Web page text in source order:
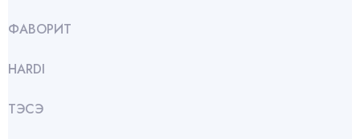
ФАВОРИТ
HARDI
ТЭСЭ